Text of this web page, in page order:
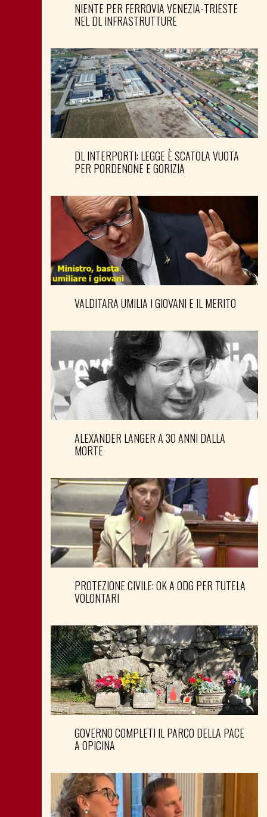
NIENTE PER FERROVIA VENEZIA-TRIESTE
NEL DL INFRASTRUTTURE
DL INTERPORTI: LEGGE È SCATOLA VUOTA
PER PORDENONE E GORIZIA
VALDITARA UMILIA I GIOVANI E IL MERITO
ALEXANDER LANGER A 30 ANNI DALLA
MORTE
PROTEZIONE CIVILE: OK A ODG PER TUTELA
VOLONTARI
GOVERNO COMPLETI IL PARCO DELLA PACE
A OPICINA